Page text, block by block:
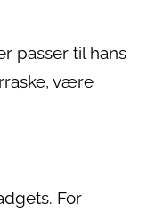
passer til hans
være
For